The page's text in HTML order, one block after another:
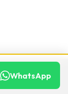
WhatsApp